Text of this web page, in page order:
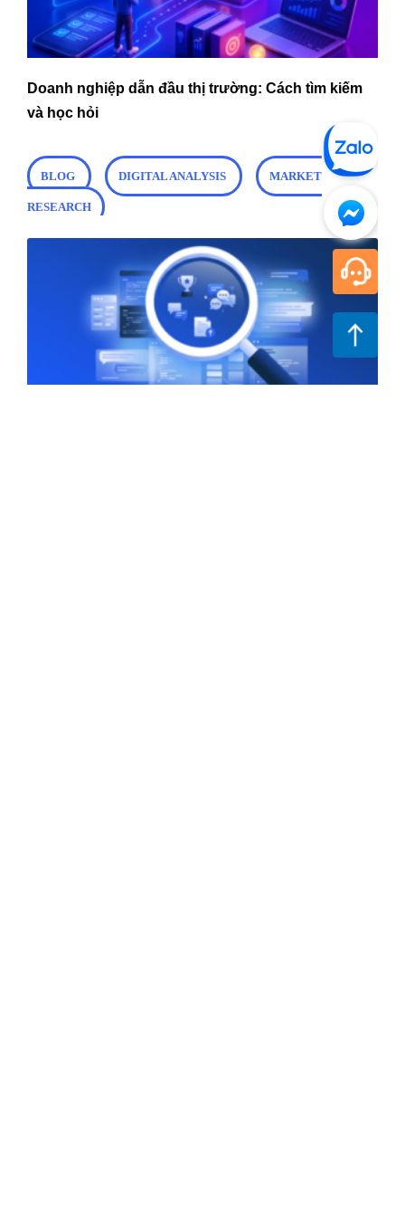
BLOG DIGITAL ANALYSIS MARKET
RESEARCH
Doanh nghiệp dẫn đầu thị trường: Cách tìm kiếm
và học hỏi